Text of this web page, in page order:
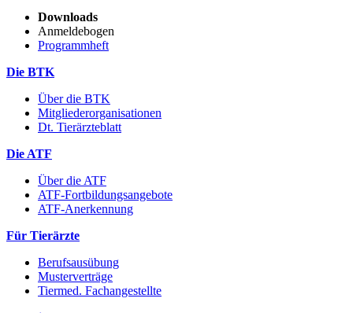
Downloads
Anmeldebogen
Programmheft
Die BTK
Über die BTK
Mitgliederorganisationen
Dt. Tierärzteblatt
Die ATF
Über die ATF
ATF-Fortbildungsangebote
ATF-Anerkennung
Für Tierärzte
Berufsausübung
Musterverträge
Tiermed. Fachangestellte